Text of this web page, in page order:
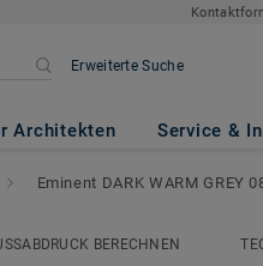
Erweiterte Suche
Architekten Service &
WARM GREY
Eminent DARK WARM GREY
BERECHNEN